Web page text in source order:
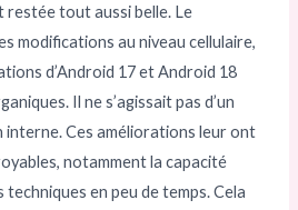
restée tout aussi belle. Le
modifications au niveau cellulaire,
d’Android 17 et Android 18
Il ne s’agissait pas d’un
interne. Ces améliorations leur ont
notamment la capacité
techniques en peu de temps. Cela